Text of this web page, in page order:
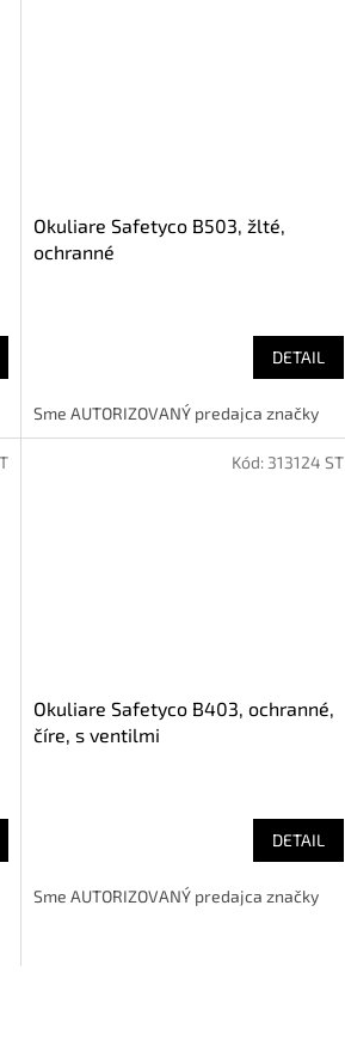
Okuliare Safetyco B503, žlté,
ochranné
DETAIL
Sme AUTORIZOVANÝ predajca značky
Okuliare Safetyco B403, ochranné,
číre, s ventilmi
DETAIL
Sme AUTORIZOVANÝ predajca značky
Kód: 313124 ST